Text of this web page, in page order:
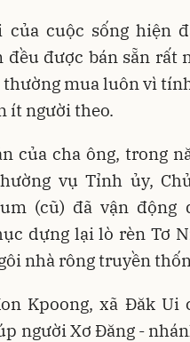
cuộc sống hiện
được bán sẵn rất
thường mua luôn vì
ít người theo.
của cha ông, trong
vụ Tỉnh ủy,
(cũ) đã vận động
dựng lại lò rèn Tơ
nhà rông truyền
Kpoong, xã Đăk Ui
người Xơ Đăng -